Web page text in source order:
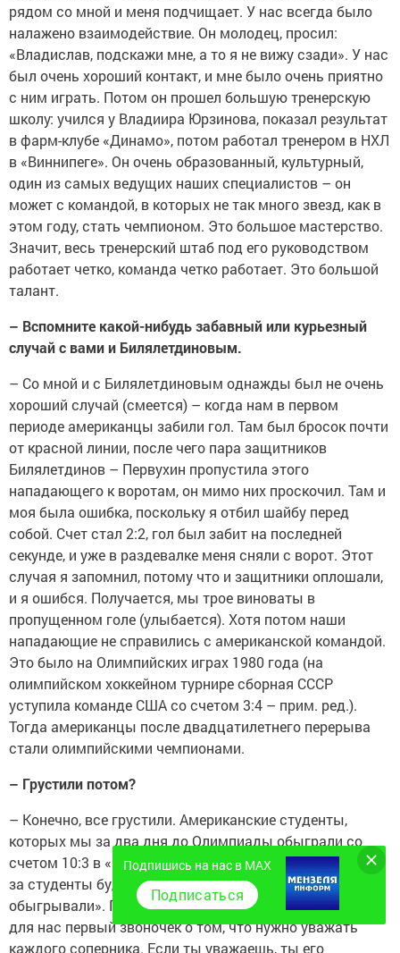
рядом со мной и меня подчищает. У нас всегда было
налажено взаимодействие. Он молодец, просил:
«Владислав, подскажи мне, а то я не вижу сзади». У нас
был очень хороший контакт, и мне было очень приятно
с ним играть. Потом он прошел большую тренерскую
школу: учился у Владиира Юрзинова, показал результат
в фарм-клубе «Динамо», потом работал тренером в НХЛ
в «Виннипеге». Он очень образованный, культурный,
один из самых ведущих наших специалистов – он
может с командой, в которых не так много звезд, как в
этом году, стать чемпионом. Это большое мастерство.
Значит, весь тренерский штаб под его руководством
работает четко, команда четко работает. Это большой
талант.
– Вспомните какой-нибудь забавный или курьезный
случай с вами и Билялетдиновым.
– Со мной и с Билялетдиновым однажды был не очень
хороший случай (смеется) – когда нам в первом
периоде американцы забили гол. Там был бросок почти
от красной линии, после чего пара защитников
Билялетдинов – Первухин пропустила этого
нападающего к воротам, он мимо них проскочил. Там и
моя была ошибка, поскольку я отбил шайбу перед
собой. Счет стал 2:2, гол был забит на последней
секунде, и уже в раздевалке меня сняли с ворот. Этот
случая я запомнил, потому что и защитники оплошали,
и я ошибся. Получается, мы трое виноваты в
пропущенном голе (улыбается). Хотя потом наши
нападающие не справились с американской командой.
Это было на Олимпийских играх 1980 года (на
олимпийском хоккейном турнире сборная СССР
уступила команде США со счетом 3:4 – прим. ред.).
Тогда американцы после двадцатилетнего перерыва
стали олимпийскими чемпионами.
– Грустили потом?
– Конечно, все грустили. Американские студенты,
которых мы за два дня до Олимпиады обыграли со
счетом 10:3 в «Мэдисон Сквер Гарден». Думали: «Что
за студенты будут с нами играть? Мы тут НХЛовцев
обыгрывали». Понимаете, тогда, в 80-м году, это был
для нас первый звоночек о том, что нужно уважать
каждого соперника. Если ты уважаешь, ты его
Подпишись на нас в MAX
Подписаться